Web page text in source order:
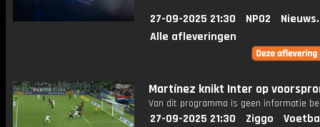
27-09-2025 21:30 NPO2
Alle afleveringen
Martínez knikt Inter op
Van dit programma is geen informatie
27-09-2025 21:30 Ziggo